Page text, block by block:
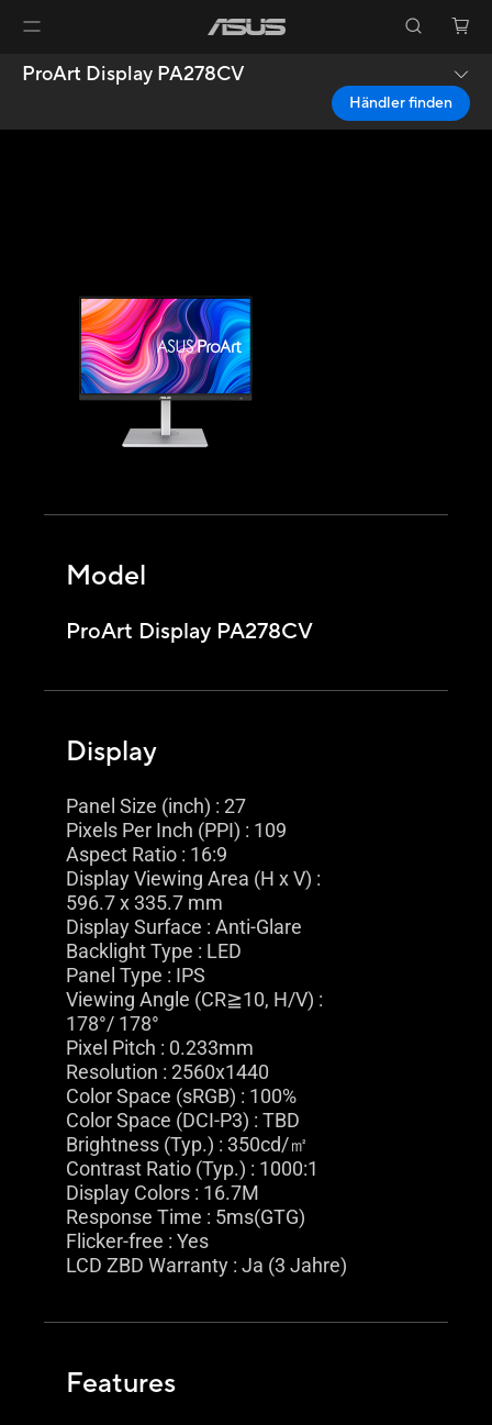
ProArt Display PA278CV
Händler finden
Model
ProArt Display PA278CV
Display
Panel Size (inch) : 27
Pixels Per Inch (PPI) : 109
Aspect Ratio : 16:9
Display Viewing Area (H x V) :
596.7 x 335.7 mm
Display Surface : Anti-Glare
Backlight Type : LED
Panel Type : IPS
Viewing Angle (CR≧10, H/V) :
178°/ 178°
Pixel Pitch : 0.233mm
Resolution : 2560x1440
Color Space (sRGB) : 100%
Color Space (DCI-P3) : TBD
Brightness (Typ.) : 350cd/㎡
Contrast Ratio (Typ.) : 1000:1
Display Colors : 16.7M
Response Time : 5ms(GTG)
Flicker-free : Yes
LCD ZBD Warranty : Ja (3 Jahre)
Features